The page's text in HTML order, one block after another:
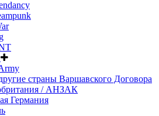
страны Варшавского Договора
/ АНЗАК
Германия